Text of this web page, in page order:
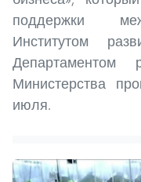
поддержки
Институтом
Департаментом
Министерства
июля.